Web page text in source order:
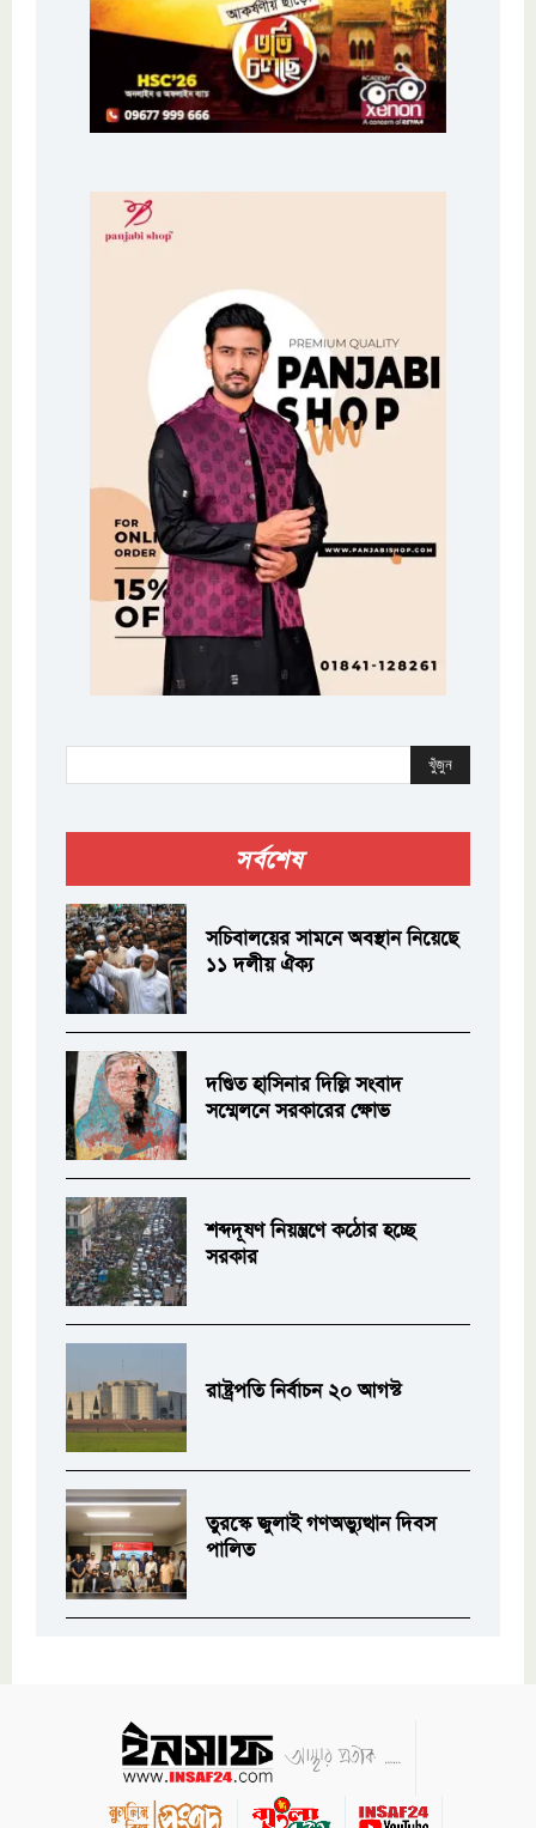
খুঁজুন
সর্বশেষ
সচিবালয়ের সামনে অবস্থান নিয়েছে
১১ দলীয় ঐক্য
দণ্ডিত হাসিনার দিল্লি সংবাদ
সম্মেলনে সরকারের ক্ষোভ
শব্দদূষণ নিয়ন্ত্রণে কঠোর হচ্ছে
সরকার
রাষ্ট্রপতি নির্বাচন ২০ আগস্ট
তুরস্কে জুলাই গণঅভ্যুত্থান দিবস
পালিত